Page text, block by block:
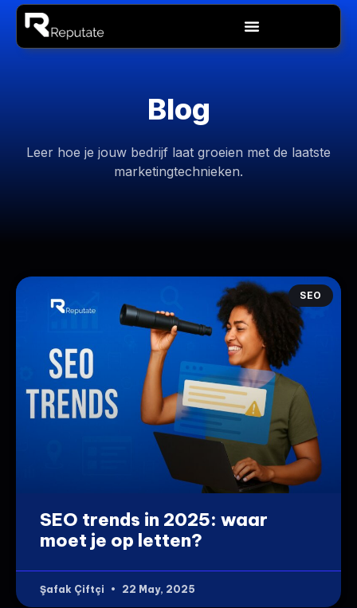
Ga
naar
Menu
Blog
Leer hoe je jouw bedrijf laat groeien met de laatste
marketingtechnieken.
SEO
SEO trends in 2025: waar
moet je op letten?
Şafak Çiftçi 22 May, 2025